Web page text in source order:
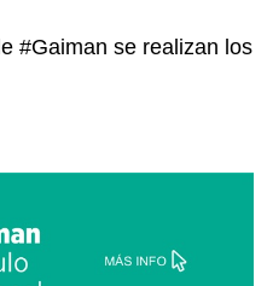
#Gaiman se realizan los